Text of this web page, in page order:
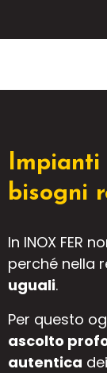
Impianti
bisogni
In INOX FER
perché nella
uguali.
Per questo
ascolto
autentica